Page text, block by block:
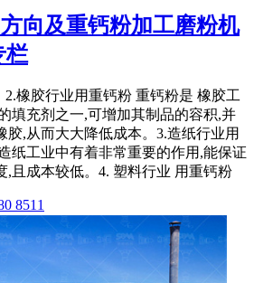
向及重钙粉加工磨粉机
栏
2.橡胶行业用重钙粉 重钙粉是 橡胶工
填充剂之一,可增加其制品的容积,并
胶,从而大大降低成本。3.造纸行业用
纸工业中有着非常重要的作用,能保证
,且成本较低。4. 塑料行业 用重钙粉
8511